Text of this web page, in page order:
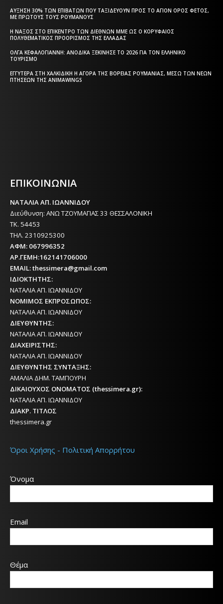
ΑΎΞΗΣΗ 30% ΤΩΝ ΕΠΙΒΑΤΏΝ ΠΟΥ ΤΑΞΙΔΕΎΟΥΝ ΠΡΟΣ ΤΟ ΆΓΙΟΝ ΌΡΟΣ ΦΈΤΟΣ,
ΜΕ ΠΡΏΤΟΥΣ ΤΟΥΣ ΡΟΥΜΆΝΟΥΣ
Η ΝΆΞΟΣ ΣΤΟ ΕΠΊΚΕΝΤΡΟ ΤΩΝ ΔΙΕΘΝΏΝ ΜΜΕ ΩΣ Ο ΚΟΡΥΦΑΊΟΣ
ΠΟΛΥΘΕΜΑΤΙΚΌΣ ΠΡΟΟΡΙΣΜΌΣ ΤΗΣ ΕΛΛΆΔΑΣ
ΌΛΓΑ ΚΕΦΑΛΟΓΙΆΝΝΗ: ΑΝΟΔΙΚΆ ΞΕΚΊΝΗΣΕ ΤΟ 2026 ΓΙΑ ΤΟΝ ΕΛΛΗΝΙΚΌ
ΤΟΥΡΙΣΜΌ
ΕΓΓΎΤΕΡΑ ΣΤΗ ΧΑΛΚΙΔΙΚΉ Η ΑΓΟΡΆ ΤΗΣ ΒΌΡΕΙΑΣ ΡΟΥΜΑΝΊΑΣ, ΜΈΣΩ ΤΩΝ ΝΈΩΝ
ΠΤΉΣΕΩΝ ΤΗΣ ANIMAWINGS
ΕΠΙΚΟΙΝΩΝΙΑ
ΝΑΤΑΛΙΑ ΑΠ. ΙΩΑΝΝΙΔΟΥ
Διεύθυνση: ΑΝΩ ΤΖΟΥΜΑΓΙΑΣ 33 ΘΕΣΣΑΛΟΝΙΚΗ
ΤΚ. 54453
ΤΗΛ. 2310925300
ΑΦΜ: 067996352
ΑΡ.ΓΕΜΗ:162141706000
EMAIL: thessimera@gmail.com
ΙΔΙΟΚΤΗΤΗΣ:
ΝΑΤΑΛΙΑ ΑΠ. ΙΩΑΝΝΙΔΟΥ
ΝΟΜΙΜΟΣ ΕΚΠΡΟΣΩΠΟΣ:
ΝΑΤΑΛΙΑ ΑΠ. ΙΩΑΝΝΙΔΟΥ
ΔΙΕΥΘΥΝΤΗΣ:
ΝΑΤΑΛΙΑ ΑΠ. ΙΩΑΝΝΙΔΟΥ
ΔΙΑΧΕΙΡΙΣΤΗΣ:
ΝΑΤΑΛΙΑ ΑΠ. ΙΩΑΝΝΙΔΟΥ
ΔΙΕΥΘΥΝΤΗΣ ΣΥΝΤΑΞΗΣ:
ΑΜΑΛΙΑ ΔΗΜ. ΤΑΜΠΟΥΡΗ
ΔΙΚΑΙΟΥΧΟΣ ΟΝΟΜΑΤΟΣ (thessimera.gr):
ΝΑΤΑΛΙΑ ΑΠ. ΙΩΑΝΝΙΔΟΥ
ΔΙΑΚΡ. ΤΙΤΛΟΣ
thessimera.gr
Όροι Χρήσης - Πολιτική Απορρήτου
Όνομα
Email
Θέμα